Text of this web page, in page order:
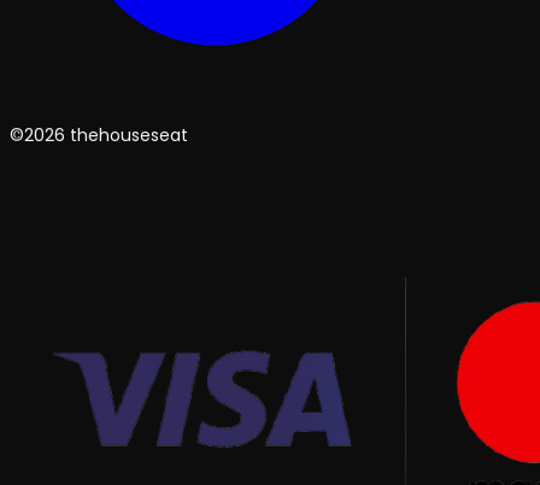
©2026 thehouseseat